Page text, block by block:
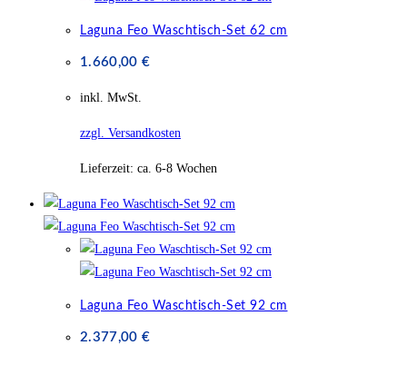
Laguna Feo Waschtisch-Set 62 cm
1.660,00 €
inkl. MwSt.
zzgl. Versandkosten
Lieferzeit: ca. 6-8 Wochen
Laguna Feo Waschtisch-Set 92 cm
2.377,00 €